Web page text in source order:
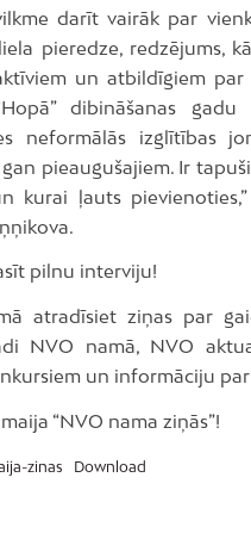
darīt vairāk par
pieredze, redzējums,
un atbildīgiem
dibināšanas
neformālās izglītības
pieaugušajiem. Ir
kurai ļauts
pilnu interviju!
atradīsiet ziņas par
NVO namā, NVO
un informāciju
“NVO nama ziņās”!
zinas Download